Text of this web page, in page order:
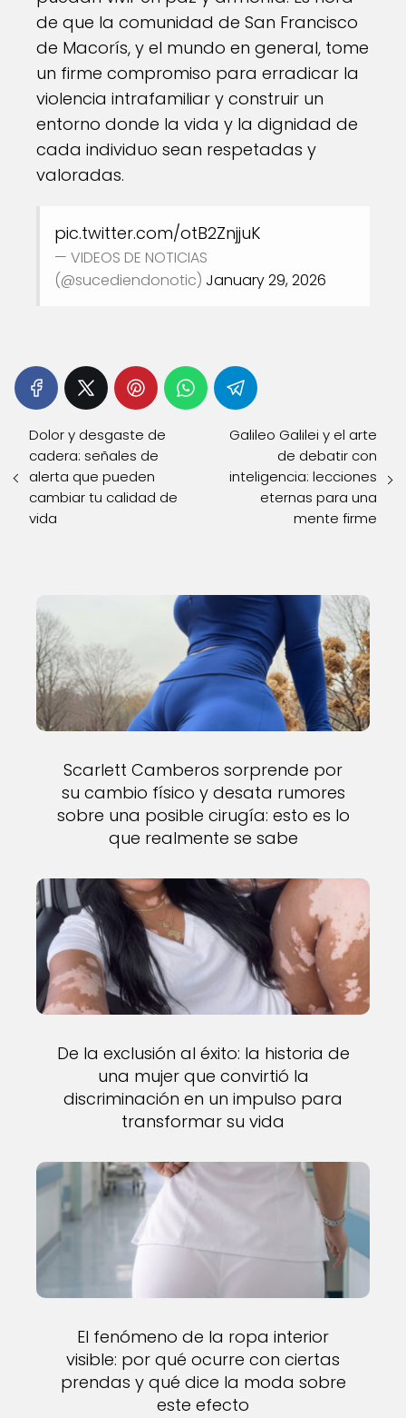
de que la comunidad de San Francisco
de Macorís, y el mundo en general, tome
un firme compromiso para erradicar la
violencia intrafamiliar y construir un
entorno donde la vida y la dignidad de
cada individuo sean respetadas y
valoradas.
pic.twitter.com/otB2ZnjjuK
— VIDEOS DE NOTICIAS
(@sucediendonotic) January 29, 2026
Dolor y desgaste de
cadera: señales de
alerta que pueden
cambiar tu calidad de
vida
Galileo Galilei y el arte
de debatir con
inteligencia: lecciones
eternas para una
mente firme
Scarlett Camberos sorprende por
su cambio físico y desata rumores
sobre una posible cirugía: esto es lo
que realmente se sabe
De la exclusión al éxito: la historia de
una mujer que convirtió la
discriminación en un impulso para
transformar su vida
El fenómeno de la ropa interior
visible: por qué ocurre con ciertas
prendas y qué dice la moda sobre
este efecto